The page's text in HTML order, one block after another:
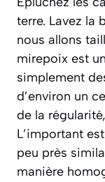
terre. Lavez la
nous allons
mirepoix est
simplement
d’environ un
de la
L’important
peu près
manière